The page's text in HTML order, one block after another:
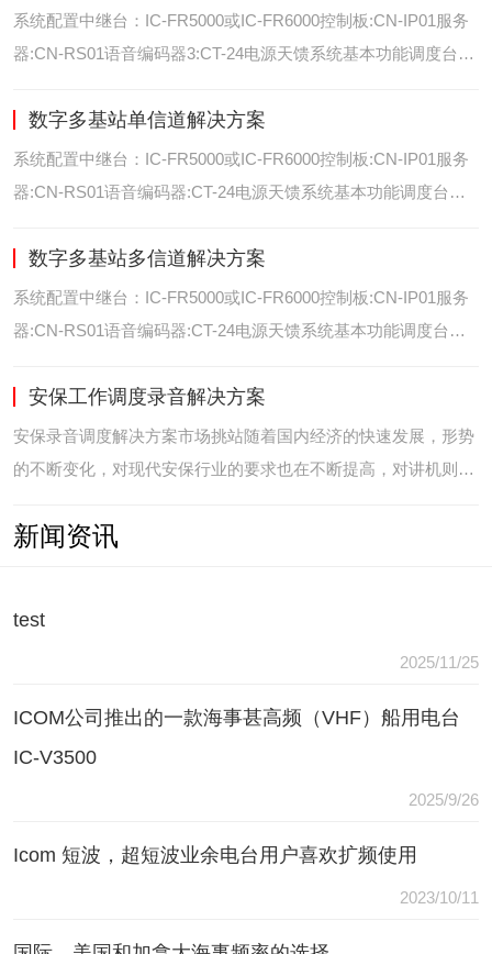
位功能是艾可慕数字系统的标
系统配置中继台：IC-FR5000或IC-FR6000控制板:CN-IP01服务
器:CN-RS01语音编码器3:CT-24电源天馈系统基本功能调度台录
室内定位艾可慕数字电台具备GPS数据上传功能。而GPS定位功
能是艾可慕数字系统的
数字多基站单信道解决方案
系统配置中继台：IC-FR5000或IC-FR6000控制板:CN-IP01服务
器:CN-RS01语音编码器:CT-24电源天馈系统基本功能调度台录
通过IP网络互联，通过成熟可靠的网络技术，艾可慕数字通讯将
延伸到世界的每一个角落。
数字多基站多信道解决方案
系统配置中继台：IC-FR5000或IC-FR6000控制板:CN-IP01服务
器:CN-RS01语音编码器:CT-24电源天馈系统基本功能调度台录
之间通过IP网络互联，通过成熟可靠的网络技术，艾可慕数字通
讯将延伸到世界的每一个角
安保工作调度录音解决方案
安保录音调度解决方案市场挑站随着国内经济的快速发展，形势
的不断变化，对现代安保行业的要求也在不断提高，对讲机则是
讯需要，常常会出现以下问题：（1）无可靠的报等多种保障手
新闻资讯
test
2025/11/25
ICOM公司推出的一款海事甚高频（VHF）船用电台
IC-V3500
2025/9/26
Icom 短波，超短波业余电台用户喜欢扩频使用
2023/10/11